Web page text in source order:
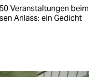
Veranstaltungen beim
Anlass: ein Gedicht